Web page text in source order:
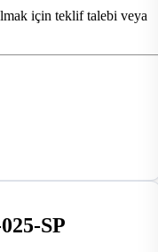
için teklif talebi veya
SP